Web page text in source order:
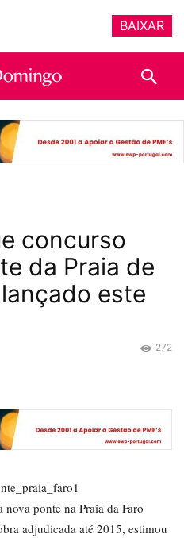
concurso
da Praia de
este
272
ponte na Praia da Faro
adjudicada até 2015, estimou
BAIXAR